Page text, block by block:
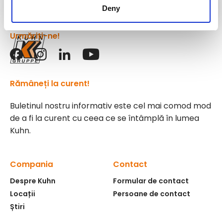
Deny
Rămâneți la curent!
Buletinul nostru informativ este cel mai comod mod
de a fi la curent cu ceea ce se întâmplă în lumea
Kuhn.
Compania
Despre Kuhn
Locații
Știri
Contact
Formular de contact
Persoane de contact
Urmăriți-ne!